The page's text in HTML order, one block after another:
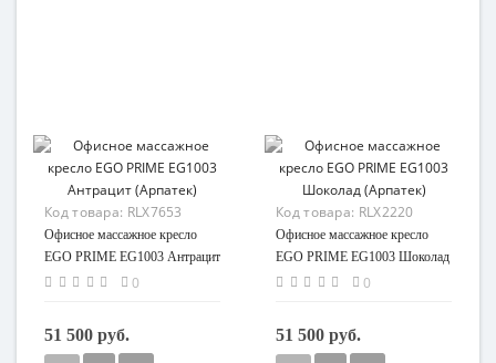
Код товара: RLX7653
Офисное массажное кресло
EGO PRIME EG1003 Антрацит
(Арпатек)
0
51 500 руб.
Код товара: RLX2220
Офисное массажное кресло
EGO PRIME EG1003 Шоколад
(Арпатек)
0
51 500 руб.